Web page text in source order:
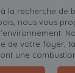
la recherche de
nous vous
de votre foyer,
une